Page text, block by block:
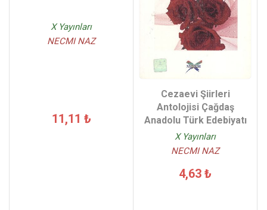
X Yayınları
NECMI NAZ
11,11 ₺
Cezaevi Şiirleri
Antolojisi Çağdaş
Anadolu Türk Edebiyatı
X Yayınları
NECMI NAZ
4,63 ₺